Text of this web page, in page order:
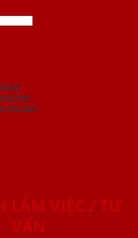
tắm
tắm
nhà tắm
LÀM VIỆC / TƯ
VẤN